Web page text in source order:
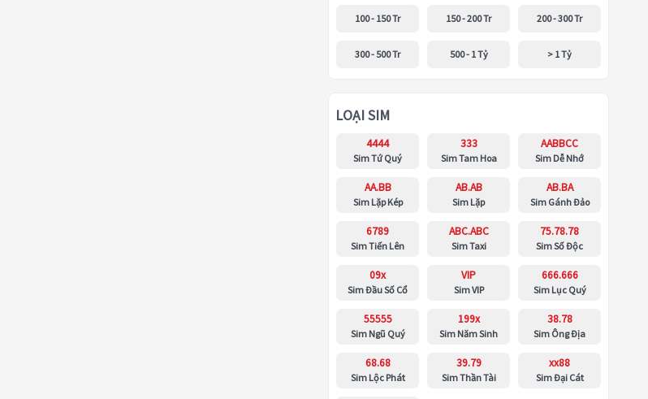
100 - 150 Tr 150 - 200 Tr 200 - 300 Tr
300 - 500 Tr 500 - 1 Tỷ > 1 Tỷ
LOẠI SIM
4444
Sim Tứ Quý
333
Sim Tam Hoa
AABBCC
Sim Dễ Nhớ
AA.BB
Sim Lặp Kép
AB.AB
Sim Lặp
AB.BA
Sim Gánh Đảo
6789
Sim Tiến Lên
ABC.ABC
Sim Taxi
75.78.78
Sim Số Độc
09x
Sim Đầu Số Cổ
VIP
Sim VIP
666.666
Sim Lục Quý
55555
Sim Ngũ Quý
199x
Sim Năm Sinh
38.78
Sim Ông Địa
68.68
Sim Lộc Phát
39.79
Sim Thần Tài
xx88
Sim Đại Cát